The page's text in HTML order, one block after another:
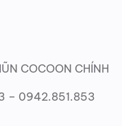
COCOON CHÍNH
– 0942.851.853